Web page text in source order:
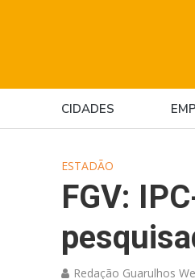
CIDADES
ESTADÃO
FGV:
Redação Guarulhos